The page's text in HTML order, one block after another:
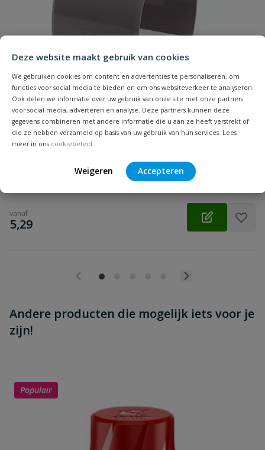
Deze website maakt gebruik van cookies
We gebruiken cookies om content en advertenties te personaliseren, om
functies voor social media te bieden en om ons websiteverkeer te analyseren.
Ook delen we informatie over uw gebruik van onze site met onze partners
voor social media, adverteren en analyse. Deze partners kunnen deze
gegevens combineren met andere informatie die u aan ze heeft verstrekt of
die ze hebben verzameld op basis van uw gebruik van hun services. Lees
meer in ons cookiebeleid
Weigeren Accepteren
Samenvatting
Beoordeling versturen
PVC klemzadel
Aansluiting: inwendig lijm | Diameter: 75 t/m 125 mm | Kleur:
vanaf
€
5,29
Andere producten die mogelijk iets voor je
zijn!
Populair